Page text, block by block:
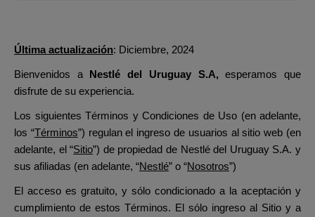
Última actualización: Diciembre, 2024
Bienvenidos a Nestlé del Uruguay S.A, esperamos que
disfrute de su experiencia.
Los siguientes Términos y Condiciones de Uso (en adelante,
los “Términos”) regulan el ingreso de usuarios al sitio web (en
adelante, el “Sitio”) de propiedad de Nestlé del Uruguay S.A. y
sus afiliadas (en adelante, “Nestlé” o “Nosotros”)
El acceso es gratuito, y sólo condicionado a la aceptación y
cumplimiento de estos Términos. El sólo ingreso al Sitio y a